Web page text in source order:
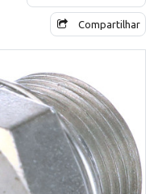
Compartilhar